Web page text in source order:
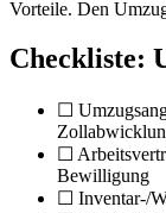
So läuft
Müller &
Seit über 15
hast einen festen
versteckte Kosten–
kompletter
Möbelmontage und